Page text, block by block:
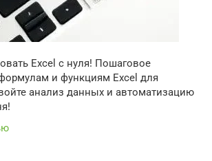
Excel с нуля! Пошаговое
и функциям Excel для
анализ данных и автоматизацию